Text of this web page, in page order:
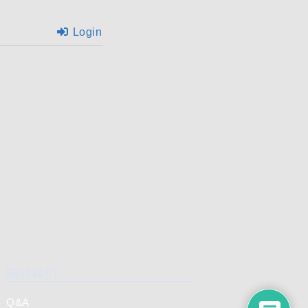
Login
Q&A